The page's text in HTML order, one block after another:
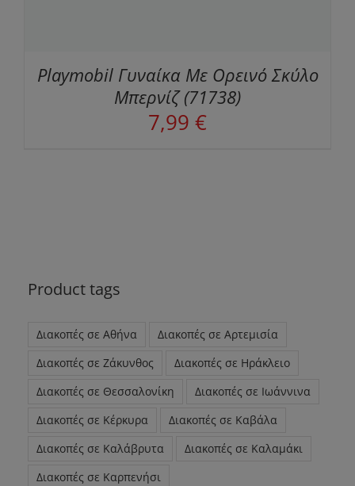
Playmobil Γυναίκα Με Ορεινό Σκύλο
Μπερνίζ (71738)
7,99 €
Product tags
Διακοπές σε Αθήνα
Διακοπές σε Αρτεμισία
Διακοπές σε Ζάκυνθος
Διακοπές σε Ηράκλειο
Διακοπές σε Θεσσαλονίκη
Διακοπές σε Ιωάννινα
Διακοπές σε Κέρκυρα
Διακοπές σε Καβάλα
Διακοπές σε Καλάβρυτα
Διακοπές σε Καλαμάκι
Διακοπές σε Καρπενήσι